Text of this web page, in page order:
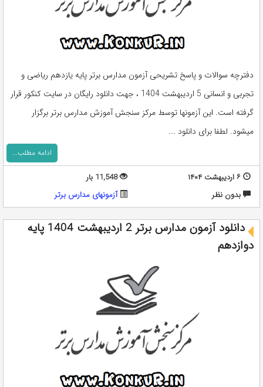
دفترچه سوالات و پاسخ تشریحی آزمون مدارس برتر پایه یازدهم ریاضی و
تجربی و انسانی 5 اردیبهشت 1404 ، جهت دانلود رایگان در سایت کنکور قرار
گرفته است. این آزمونها توسط مرکز سنجش آموزش مدارس برتر برگزار
میشود. لطفا برای دانلود ...
ادامه مطلب...
۶ اردیبهشت ۱۴۰۴
11,548 بار
بدون نظر
آزمونهای مدارس برتر
دانلود آزمون مدارس برتر 2 اردیبهشت 1404 پایه
دوازدهم